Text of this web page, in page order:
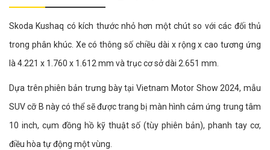
Skoda Kushaq có kích thước nhỏ hơn một chút so với các đối thủ
trong phân khúc. Xe có thông số chiều dài x rộng x cao tương ứng
là 4.221 x 1.760 x 1.612 mm và trục cơ sở dài 2.651 mm.
Dựa trên phiên bản trưng bày tại Vietnam Motor Show 2024, mẫu
SUV cỡ B này có thể sẽ được trang bị màn hình cảm ứng trung tâm
10 inch, cụm đồng hồ kỹ thuật số (tùy phiên bản), phanh tay cơ,
điều hòa tự động một vùng.